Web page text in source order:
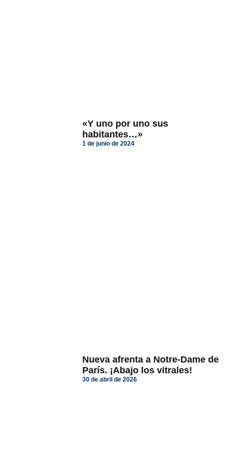
«Y uno por uno sus
habitantes…»
1 de junio de 2024
Nueva afrenta a Notre-Dame de
París. ¡Abajo los vitrales!
30 de abril de 2026